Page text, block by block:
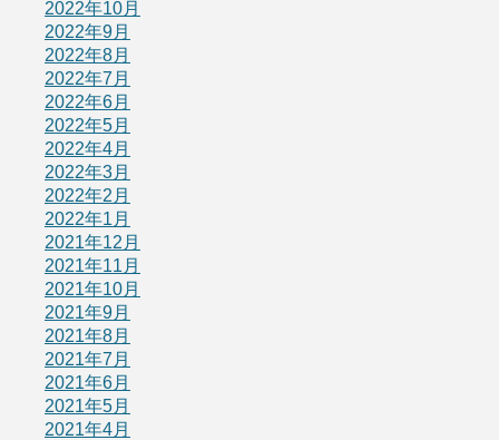
2022年10月
2022年9月
2022年8月
2022年7月
2022年6月
2022年5月
2022年4月
2022年3月
2022年2月
2022年1月
2021年12月
2021年11月
2021年10月
2021年9月
2021年8月
2021年7月
2021年6月
2021年5月
2021年4月